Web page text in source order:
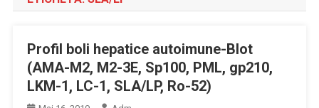
Profil boli hepatice autoimune-Blot
(AMA-M2, M2-3E, Sp100, PML, gp210,
LKM-1, LC-1, SLA/LP, Ro-52)